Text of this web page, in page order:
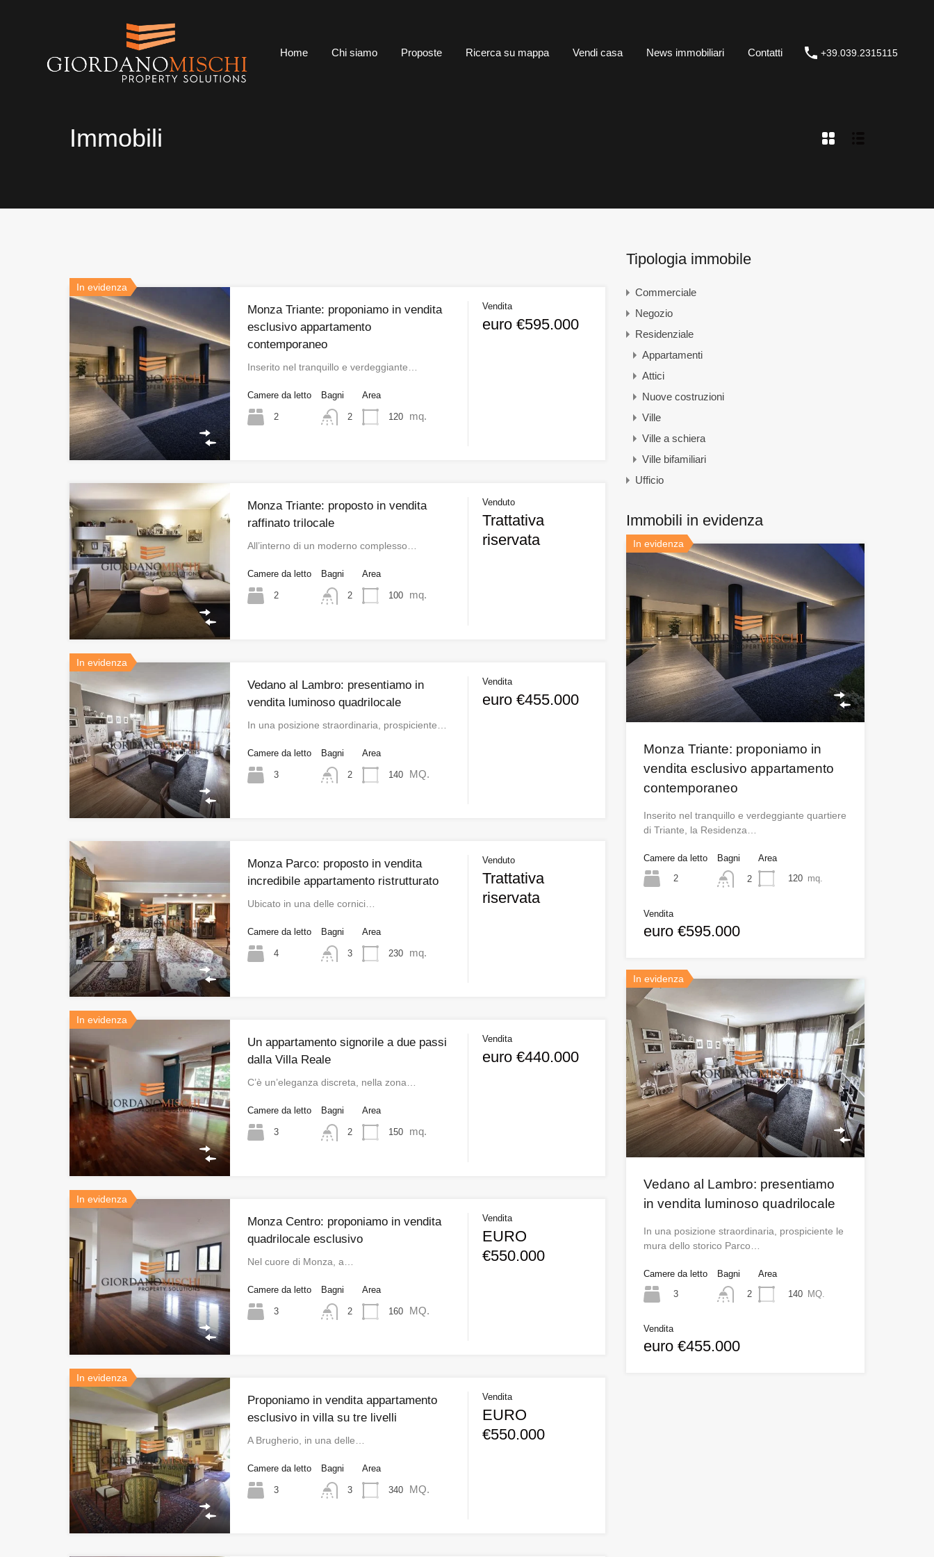
Home Chi siamo Proposte Ricerca su mappa Vendi casa News immobiliari Contatti +39.039.2315115
Immobili
In evidenza
Monza Triante: proponiamo in vendita
esclusivo appartamento
contemporaneo
Inserito nel tranquillo e verdeggiante…
Camere da letto
2
Bagni
2
Area
120 mq.
Vendita
euro €595.000
Monza Triante: proposto in vendita
raffinato trilocale
All’interno di un moderno complesso…
Camere da letto
2
Bagni
2
Area
100 mq.
Venduto
Trattativa
riservata
In evidenza
Vedano al Lambro: presentiamo in
vendita luminoso quadrilocale
In una posizione straordinaria, prospiciente…
Camere da letto
3
Bagni
2
Area
140 MQ.
Vendita
euro €455.000
Monza Parco: proposto in vendita
incredibile appartamento ristrutturato
Ubicato in una delle cornici…
Camere da letto
4
Bagni
3
Area
230 mq.
Venduto
Trattativa
riservata
In evidenza
Un appartamento signorile a due passi
dalla Villa Reale
C’è un’eleganza discreta, nella zona…
Camere da letto
3
Bagni
2
Area
150 mq.
Vendita
euro €440.000
In evidenza
Monza Centro: proponiamo in vendita
quadrilocale esclusivo
Nel cuore di Monza, a…
Camere da letto
3
Bagni
2
Area
160 MQ.
Vendita
EURO
€550.000
In evidenza
Proponiamo in vendita appartamento
esclusivo in villa su tre livelli
A Brugherio, in una delle…
Camere da letto
3
Bagni
3
Area
340 MQ.
Vendita
EURO
€550.000
Tipologia immobile
Commerciale
Negozio
Residenziale
Appartamenti
Attici
Nuove costruzioni
Ville
Ville a schiera
Ville bifamiliari
Ufficio
Immobili in evidenza
In evidenza
Monza Triante: proponiamo in
vendita esclusivo appartamento
contemporaneo
Inserito nel tranquillo e verdeggiante quartiere
di Triante, la Residenza…
Camere da letto
2
Bagni
2
Area
120 mq.
Vendita
euro €595.000
In evidenza
Vedano al Lambro: presentiamo
in vendita luminoso quadrilocale
In una posizione straordinaria, prospiciente le
mura dello storico Parco…
Camere da letto
3
Bagni
2
Area
140 MQ.
Vendita
euro €455.000